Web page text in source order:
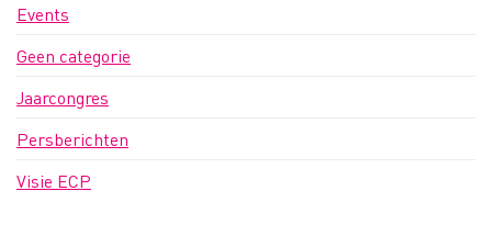
Events
Geen categorie
Jaarcongres
Persberichten
Visie ECP